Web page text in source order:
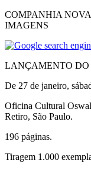
COMPANHIA
IMAGENS
LANÇAMENTO
De 27 de janeiro,
Oficina Cultural
Retiro, São Paulo.
196 páginas.
Tiragem 1.000